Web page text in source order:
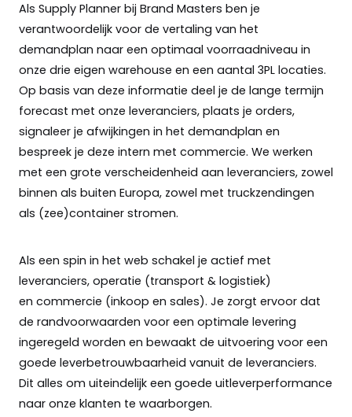
Als Supply Planner bij Brand Masters ben je
verantwoordelijk voor de vertaling van het
demandplan naar een optimaal voorraadniveau in
onze drie eigen warehouse en een aantal 3PL locaties.
Op basis van deze informatie deel je de lange termijn
forecast met onze leveranciers, plaats je orders,
signaleer je afwijkingen in het demandplan en
bespreek je deze intern met commercie. We werken
met een grote verscheidenheid aan leveranciers, zowel
binnen als buiten Europa, zowel met truckzendingen
als (zee)container stromen.
Als een spin in het web schakel je actief met
leveranciers, operatie (transport & logistiek)
en commercie (inkoop en sales). Je zorgt ervoor dat
de randvoorwaarden voor een optimale levering
ingeregeld worden en bewaakt de uitvoering voor een
goede leverbetrouwbaarheid vanuit de leveranciers.
Dit alles om uiteindelijk een goede uitleverperformance
naar onze klanten te waarborgen.